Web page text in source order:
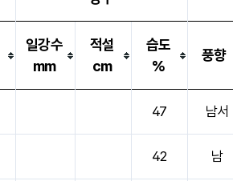
일강수
mm
적설
cm
습도
%
풍향
47 남서
42 남